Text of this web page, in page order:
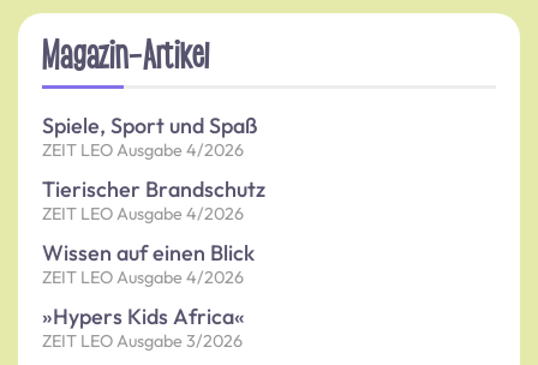
Magazin-Artikel
Spiele, Sport und Spaß
ZEIT LEO Ausgabe 4/2026
Tierischer Brandschutz
ZEIT LEO Ausgabe 4/2026
Wissen auf einen Blick
ZEIT LEO Ausgabe 4/2026
»Hypers Kids Africa«
ZEIT LEO Ausgabe 3/2026